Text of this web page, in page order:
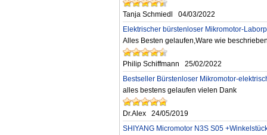
Tanja Schmiedl
04/03/2022
Elektrischer bürstenloser Mikromotor-
Alles Besten gelaufen,Ware wie
Philip Schiffmann
25/02/2022
Bestseller Bürstenloser Mikromotor-
alles bestens gelaufen vielen Dank
Dr.Alex
24/05/2019
SHIYANG Micromotor N3S S05